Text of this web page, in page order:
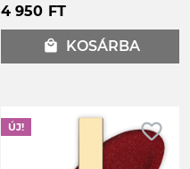
4 950 FT
local_mall KOSÁRBA
favorite_border
ÚJ!